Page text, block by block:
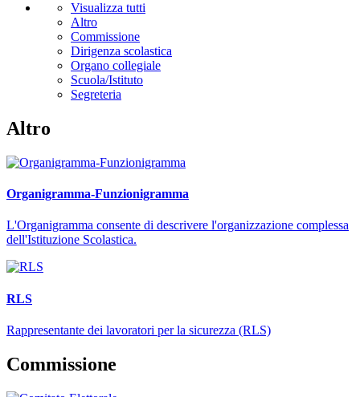
Visualizza tutti
Altro
Commissione
Dirigenza scolastica
Organo collegiale
Scuola/Istituto
Segreteria
Altro
Organigramma-Funzionigramma
L'Organigramma consente di descrivere l'organizzazione complessa
dell'Istituzione Scolastica.
RLS
Rappresentante dei lavoratori per la sicurezza (RLS)
Commissione